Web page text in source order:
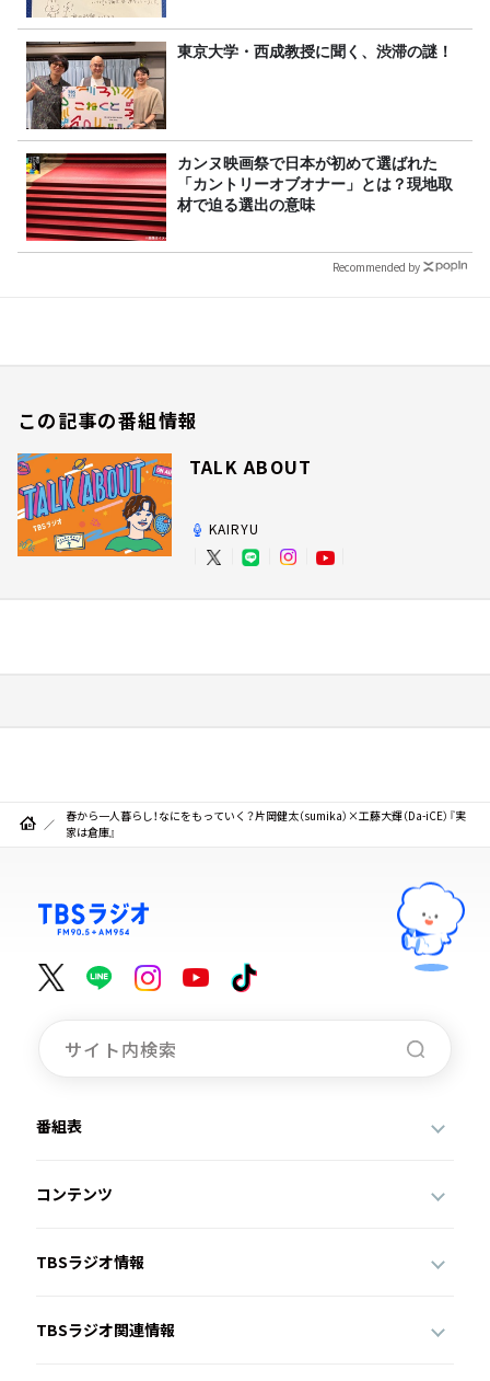
東京大学・西成教授に聞く、渋滞の謎！
カンヌ映画祭で日本が初めて選ばれた
「カントリーオブオナー」とは？現地取
材で迫る選出の意味
Recommended by
この記事の番組情報
TALK ABOUT
KAIRYU
春から一人暮らし！なにをもっていく？片岡健太（sumika）×工藤大輝（Da-iCE）『実
家は倉庫』
番組表
コンテンツ
TBSラジオ情報
TBSラジオ関連情報